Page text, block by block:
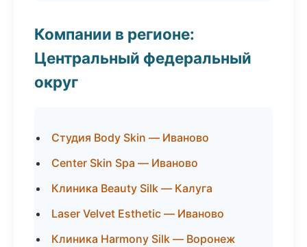
Компании в регионе:
Центральный федеральный
округ
Студия Body Skin — Иваново
Center Skin Spa — Иваново
Клиника Beauty Silk — Калуга
Laser Velvet Esthetic — Иваново
Клиника Harmony Silk — Воронеж